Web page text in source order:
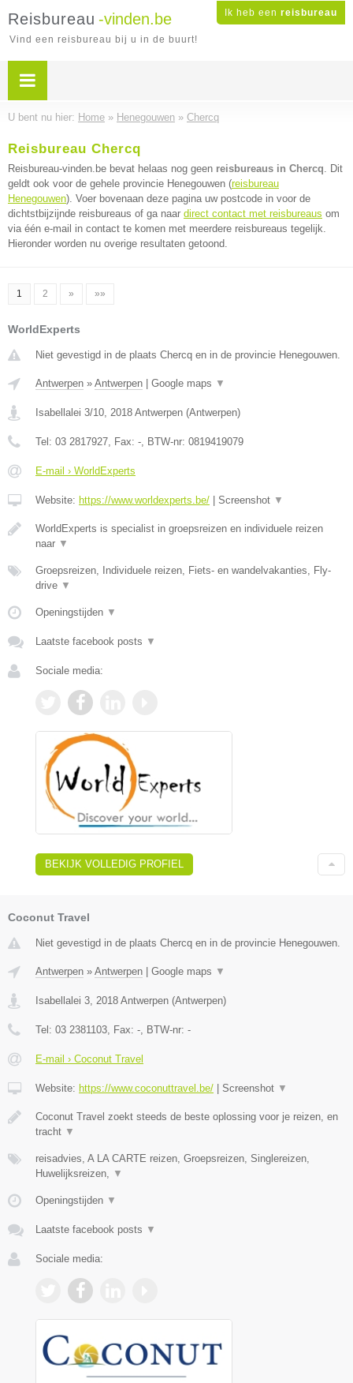
Ik heb een reisbureau
Reisbureau -vinden.be
Vind een reisbureau bij u in de buurt!
U bent nu hier: Home » Henegouwen » Chercq
Reisbureau Chercq
Reisbureau-vinden.be bevat helaas nog geen reisbureaus in Chercq. Dit
geldt ook voor de gehele provincie Henegouwen (reisbureau
Henegouwen). Voer bovenaan deze pagina uw postcode in voor de
dichtstbijzijnde reisbureaus of ga naar direct contact met reisbureaus om
via één e-mail in contact te komen met meerdere reisbureaus tegelijk.
Hieronder worden nu overige resultaten getoond.
1 2 » »»
WorldExperts
Niet gevestigd in de plaats Chercq en in de provincie Henegouwen.
Antwerpen » Antwerpen Google maps ▼
Isabellalei 3/10, 2018 Antwerpen (Antwerpen)
Tel: 03 2817927, Fax: -, BTW-nr: 0819419079
E-mail › WorldExperts
Website: https://www.worldexperts.be/ Screenshot ▼
WorldExperts is specialist in groepsreizen en individuele reizen
naar ▼
Groepsreizen, Individuele reizen, Fiets- en wandelvakanties, Fly-
drive ▼
Openingstijden ▼
Laatste facebook posts ▼
Sociale media:
BEKIJK VOLLEDIG PROFIEL
Coconut Travel
Niet gevestigd in de plaats Chercq en in de provincie Henegouwen.
Antwerpen » Antwerpen Google maps ▼
Isabellalei 3 2018 Antwerpen (Antwerpen)
Tel: 03 2381103 , Fax: - , BTW-nr: -
E-mail › Coconut Travel
Website: https://www.coconuttravel.be/ Screenshot ▼
Coconut Travel zoekt steeds de beste oplossing voor je reizen, en
tracht ▼
reisadvies, A LA CARTE reizen, Groepsreizen, Singlereizen,
Huwelijksreizen,
▼
Openingstijden ▼
Laatste facebook posts ▼
Sociale media: